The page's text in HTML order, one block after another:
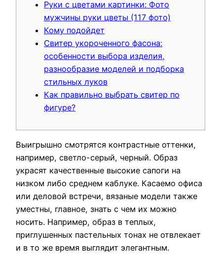
Руки с цветами картинки: Фото
мужчины руки цветы (117 фото)
Кому подойдет
Свитер укороченного фасона:
особенности выбора изделия,
разнообразие моделей и подборка
стильных луков
Как правильно выбрать свитер по
фигуре?
Выигрышно смотрятся контрастные оттенки,
например, светло-серый, черный. Образ
украсят качественные высокие сапоги на
низком либо среднем каблуке. Касаемо офиса
или деловой встречи, вязаные модели также
уместны, главное, знать с чем их можно
носить. Например, образ в теплых,
приглушенных пастельных тонах не отвлекает
и в то же время выглядит элегантным.